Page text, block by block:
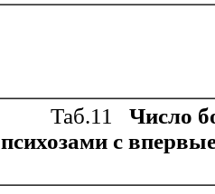
Таб.11
Число
психозами с